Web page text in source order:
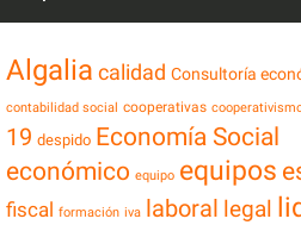
Algalia calidad Consultoría
contabilidad social cooperativas
19 despido Economía Social
económico equipo equipos
fiscal formación iva laboral legal